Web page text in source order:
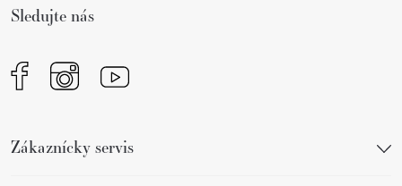
Sledujte nás
Zákaznícky servis